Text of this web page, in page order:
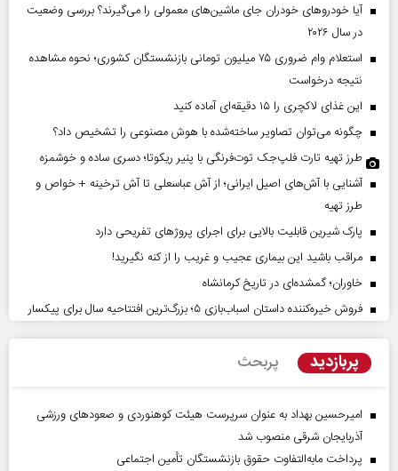
آیا خودروهای خودران جای ماشین‌های معمولی را می‌گیرند؟ بررسی وضعیت
در سال ۲۰۲۶
استعلام وام ضروری ۷۵ میلیون تومانی بازنشستگان کشوری؛ نحوه مشاهده
نتیجه درخواست
این غذای لاکچری را ۱۵ دقیقه‌ای آماده کنید
چگونه می‌توان تصاویر ساخته‌شده با هوش مصنوعی را تشخیص داد؟
طرز تهیه تارت فلپ‌جک توت‌فرنگی با پنیر ریکوتا؛ دسری ساده و خوشمزه
آشنایی با آش‌های اصیل ایرانی؛ از آش عباسعلی تا آش ترخینه + خواص و
طرز تهیه
پارک شیرین قابلیت‌ بالایی برای اجرای پروژهای تفریحی دارد
مراقب باشید این بیماری عجیب و غریب را از کنه نگیرید!
خاوران؛ گمشده‌ای در تاریخ کرمانشاه
فروش خیره‌کننده داستان اسباب‌بازی ۵؛ بزرگ‌ترین افتتاحیه سال برای پیکسار
پربازدید پربحث
امیرحسین بهداد به عنوان سرپرست هیئت کوهنوردی و صعودهای ورزشی
آذربایجان شرقی منصوب شد
پرداخت مابه‌التفاوت حقوق بازنشستگان تأمین اجتماعی